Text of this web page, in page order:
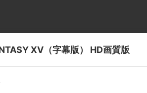
川隆／ミュージック:John Graham／メイン
XV（字幕版） HD画質版